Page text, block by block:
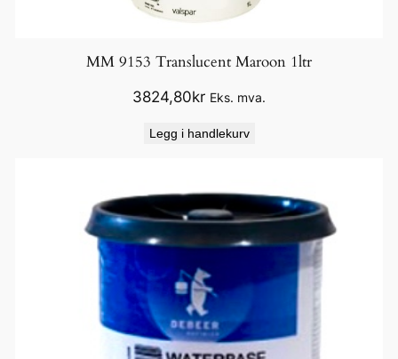
MM 9153 Translucent Maroon 1ltr
3824,80kr Eks. mva.
Legg i handlekurv